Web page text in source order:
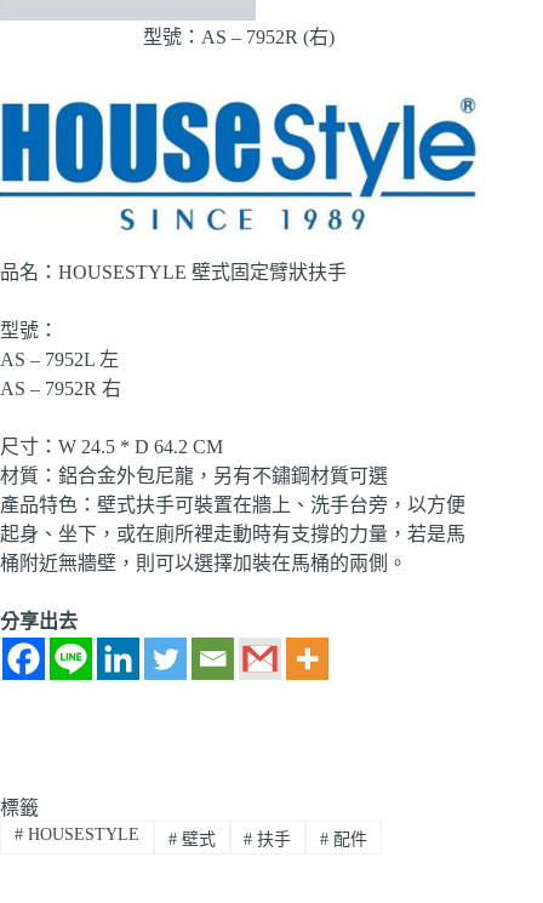
型號：AS – 7952R (右)
品名：HOUSESTYLE 壁式固定臂狀扶手
型號：
AS – 7952L 左
AS – 7952R 右
尺寸：W 24.5 * D 64.2 CM
材質：鋁合金外包尼龍，另有不鏽鋼材質可選
產品特色：壁式扶手可裝置在牆上、洗手台旁，以方便
起身、坐下，或在廁所裡走動時有支撐的力量，若是馬
桶附近無牆壁，則可以選擇加裝在馬桶的兩側。
分享出去
標籤
#HOUSESTYLE #壁式 # 扶手 # 配件